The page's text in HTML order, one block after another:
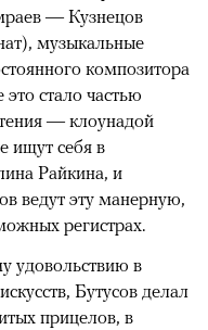
— Кузнецов
музыкальные
композитора
стало частью
— клоунадой
ищут себя в
Райкина, и
ведут эту манерную,
регистрах.
удовольствию в
Бутусов делал
прицелов, в